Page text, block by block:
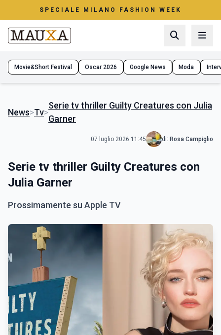
SPECIALE MILANO FASHION WEEK
Movie&Short Festival Oscar 2026 Google News Moda
News>Tv>
Serie tv thriller Guilty Creatures con Julia
Garner
07 luglio 2026 11:45 di: Rosa Campiglio
Serie tv thriller Guilty Creatures con
Julia Garner
Prossimamente su Apple TV